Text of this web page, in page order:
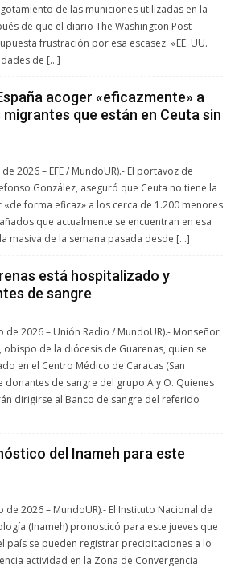
de las municiones utilizadas en la
de que el diario The Washington Post
frustración por esa escasez. «EE. UU.
de […]
acoger «eficazmente» a
migrantes que están en Ceuta sin
2026 – EFE / MundoUR).- El portavoz de
González, aseguró que Ceuta no tiene la
forma eficaz» a los cerca de 1.200 menores
que actualmente se encuentran en esa
masiva de la semana pasada desde […]
está hospitalizado y
de sangre
de 2026 – Unión Radio / MundoUR).- Monseñor
obispo de la diócesis de Guarenas, quien se
en el Centro Médico de Caracas (San
donantes de sangre del grupo A y O. Quienes
dirigirse al Banco de sangre del referido
del Inameh para este
de 2026 – MundoUR).- El Instituto Nacional de
(Inameh) pronosticó para este jueves que
país se pueden registrar precipitaciones a lo
actividad en la Zona de Convergencia